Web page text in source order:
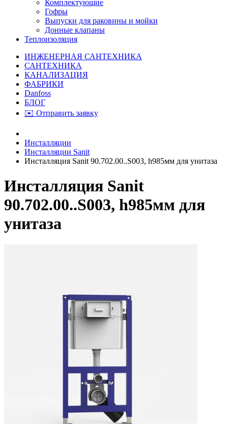
Комплектующие
Гофры
Выпуски для раковины и мойки
Донные клапаны
Теплоизоляция
ИНЖЕНЕРНАЯ САНТЕХНИКА
САНТЕХНИКА
КАНАЛИЗАЦИЯ
ФАБРИКИ
Danfoss
БЛОГ
✉️ Отправить заявку
Инсталляции
Инсталляции Sanit
Инсталляция Sanit 90.702.00..S003, h985мм для унитаза
Инсталляция Sanit
90.702.00..S003, h985мм для
унитаза